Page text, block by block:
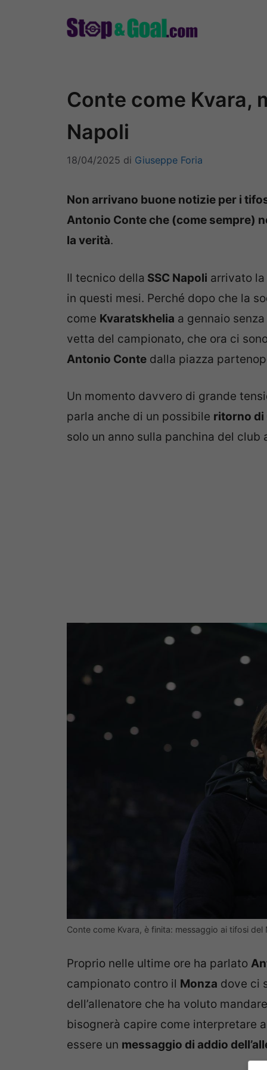
Conte come Kvara,
Napoli
18/04/2025 di Giuseppe Foria
Non arrivano buone notizie per i
Antonio Conte che (come sempre)
la verità.
Il tecnico della SSC Napoli arrivato
in questi mesi. Perché dopo che la
come Kvaratskhelia a gennaio
vetta del campionato, che ora ci
Antonio Conte dalla piazza
Un momento davvero di grande
parla anche di un possibile ritorno di
solo un anno sulla panchina del club
Conte come Kvara, è finita: messaggio ai tifosi
Proprio nelle ultime ore ha parlato
campionato contro il Monza dove ci
dell’allenatore che ha voluto
bisognerà capire come interpretare
essere un messaggio di addio